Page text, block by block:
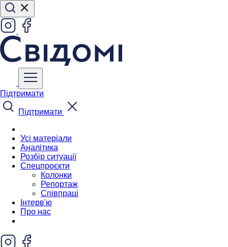
Підтримати
Підтримати
Усі матеріали
Аналітика
Розбір ситуації
Спецпроєкти
Колонки
Репортаж
Співпраці
Інтерв'ю
Про нас